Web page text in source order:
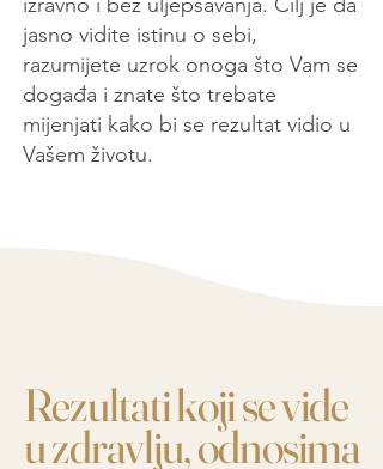
jasno vidite istinu o sebi,
razumijete uzrok onoga što Vam se
događa i znate što trebate
mijenjati kako bi se rezultat vidio u
Vašem životu.
Rezultati koji se vide
u zdravlju, odnosima